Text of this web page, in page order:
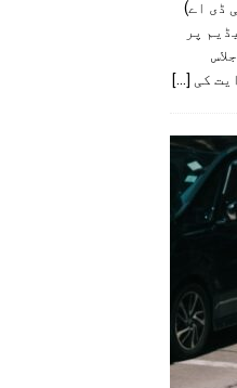
ڈی اے)
پر
کی [...]